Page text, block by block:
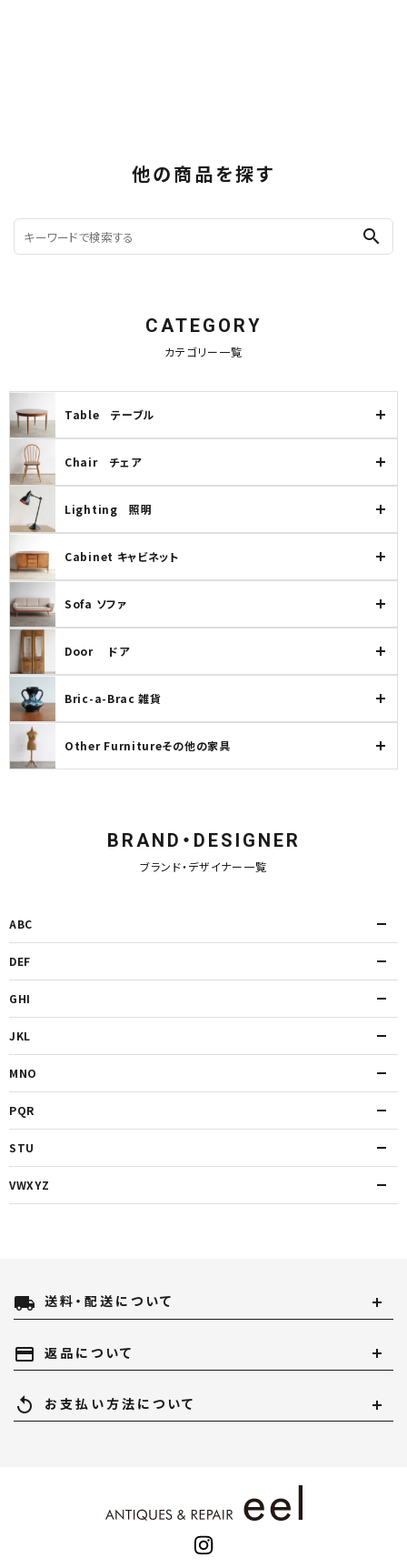
他の商品を探す
search
CATEGORY
カテゴリー一覧
Table テーブル
Chair チェア
Lighting 照明
Cabinet キャビネット
Sofa ソファ
Door ドア
Bric-a-Brac 雑貨
Other Furnitureその他の家具
BRAND・DESIGNER
ブランド・デザイナー一覧
ABC
DEF
GHI
JKL
MNO
PQR
STU
VWXYZ
local_shipping 送料・配送について
payment 返品について
replay お支払い方法について